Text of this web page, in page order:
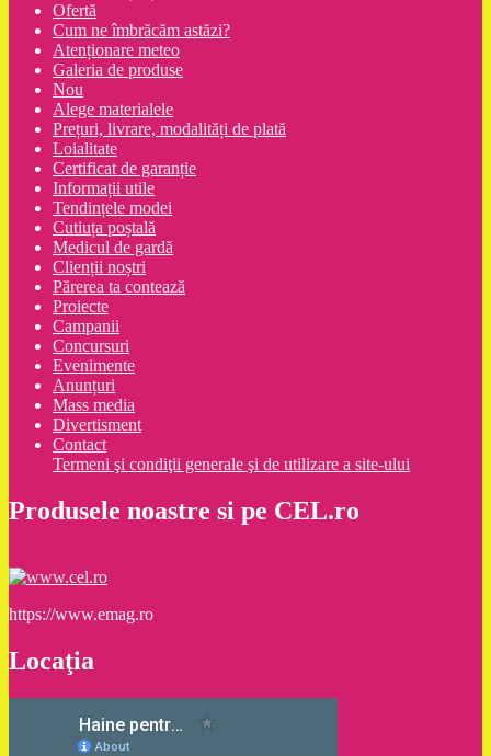
Ofertă
Cum ne îmbrăcăm astăzi?
Atenționare meteo
Galeria de produse
Nou
Alege materialele
Prețuri, livrare, modalități de plată
Loialitate
Certificat de garanție
Informații utile
Tendințele modei
Cutiuța poștală
Medicul de gardă
Clienții noștri
Părerea ta contează
Proiecte
Campanii
Concursuri
Evenimente
Anunțuri
Mass media
Divertisment
Contact
Termeni şi condiţii generale şi de utilizare a site-ului
Produsele noastre si pe CEL.ro
https://www.emag.ro
Locaţia